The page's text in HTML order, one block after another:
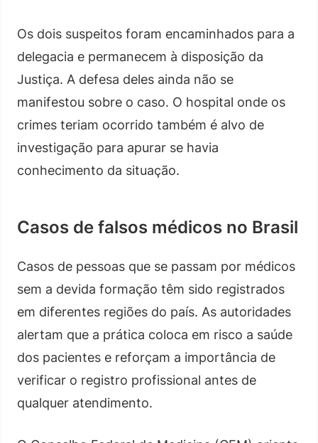
Os dois suspeitos foram encaminhados para a
delegacia e permanecem à disposição da
Justiça. A defesa deles ainda não se
manifestou sobre o caso. O hospital onde os
crimes teriam ocorrido também é alvo de
investigação para apurar se havia
conhecimento da situação.
Casos de falsos médicos no Brasil
Casos de pessoas que se passam por médicos
sem a devida formação têm sido registrados
em diferentes regiões do país. As autoridades
alertam que a prática coloca em risco a saúde
dos pacientes e reforçam a importância de
verificar o registro profissional antes de
qualquer atendimento.